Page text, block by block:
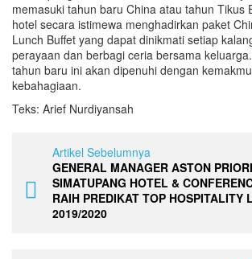
memasuki tahun baru China atau tahun Tikus
hotel secara istimewa menghadirkan paket
Lunch Buffet yang dapat dinikmati setiap
perayaan dan berbagi ceria bersama
tahun baru ini akan dipenuhi dengan
kebahagiaan.
Teks: Arief Nurdiyansah
Artikel Sebelumnya
GENERAL MANAGER ASTON
SIMATUPANG HOTEL &
RAIH PREDIKAT TOP HOSPITALITY
2019/2020